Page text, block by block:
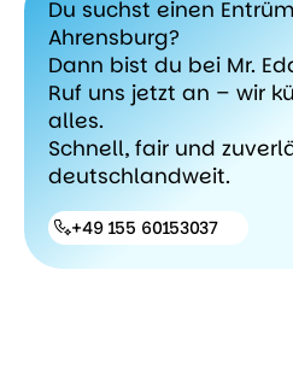
Du suchst einen
Ahrensburg?
Dann bist du bei Mr.
Ruf uns jetzt an – wir
alles.
Schnell, fair und
deutschlandweit.
+49 155 60153037